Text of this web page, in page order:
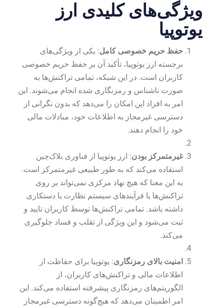
ویژگی‌های کلیدی ارز
یوتوپیا
حفظ حریم خصوصی کامل: یکی از ویژگی‌های
برجسته ارز یوتوپیا، تأکید آن بر حفظ حریم خصوصی
کاربران است. در این شبکه، تمامی تراکنش‌ها به
صورت ناشناس و رمزنگاری شده انجام می‌شوند. این
امر به افراد این امکان را می‌دهد که بدون نگرانی از
دسترسی غیرمجاز به اطلاعات خود، مبادلات مالی
خود را انجام دهند.
غیرمتمرکز بودن: ارز یوتوپیا از فناوری بلاک‌چین
استفاده می‌کند که به طور طبیعی غیرمتمرکز است.
به این معنا که هیچ نهاد مرکزی نمی‌تواند بر روی
تراکنش‌ها یا فرآیندهای سیستم نظارت یا دستکاری
داشته باشد. تمامی تراکنش‌ها توسط کاربران تایید و
ثبت می‌شود و این ویژگی از تقلب و فساد جلوگیری
می‌کند.
امنیت بالای رمزنگاری: یوتوپیا برای حفاظت از
اطلاعات مالی و تراکنش‌های کاربران، از
الگوریتم‌های رمزنگاری پیشرفته استفاده می‌کند. این
امر اطمینان می‌دهد که هیچ‌گونه دسترسی غیرمجاز